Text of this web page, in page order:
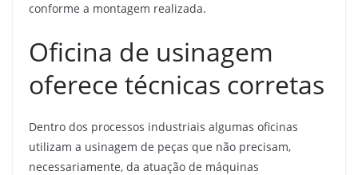
conforme a montagem realizada.
Oficina de usinagem
oferece técnicas corretas
Dentro dos processos industriais algumas oficinas
utilizam a usinagem de peças que não precisam,
necessariamente, da atuação de máquinas